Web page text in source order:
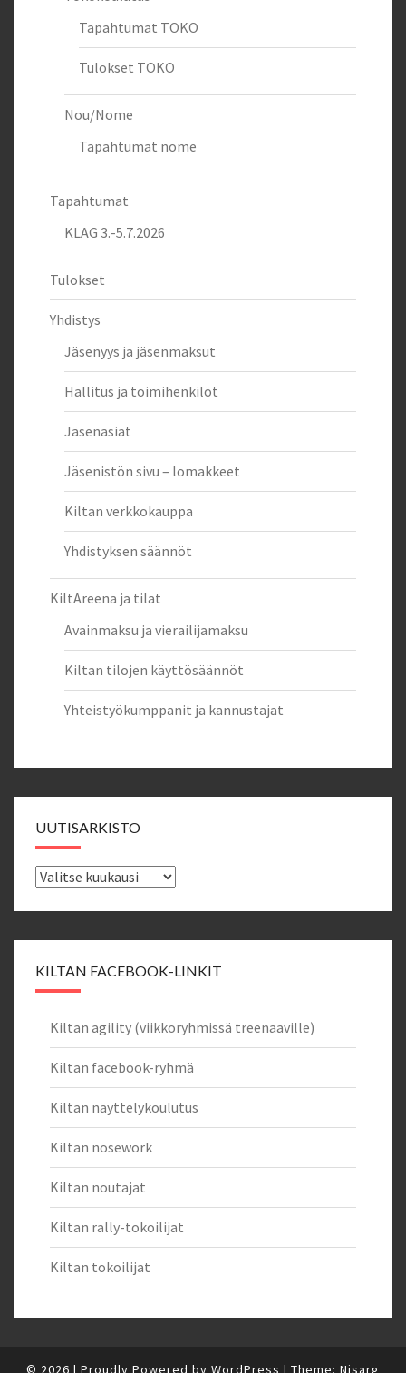
Tapahtumat TOKO
Tulokset TOKO
Nou/Nome
Tapahtumat nome
Tapahtumat
KLAG 3.-5.7.2026
Tulokset
Yhdistys
Jäsenyys ja jäsenmaksut
Hallitus ja toimihenkilöt
Jäsenasiat
Jäsenistön sivu – lomakkeet
Kiltan verkkokauppa
Yhdistyksen säännöt
KiltAreena ja tilat
Avainmaksu ja vierailijamaksu
Kiltan tilojen käyttösäännöt
Yhteistyökumppanit ja kannustajat
UUTISARKISTO
Uutisarkisto
KILTAN FACEBOOK-LINKIT
Kiltan agility (viikkoryhmissä treenaaville)
Kiltan facebook-ryhmä
Kiltan näyttelykoulutus
Kiltan nosework
Kiltan noutajat
Kiltan rally-tokoilijat
Kiltan tokoilijat
© 2026 | Proudly Powered by WordPress | Theme: Nisarg